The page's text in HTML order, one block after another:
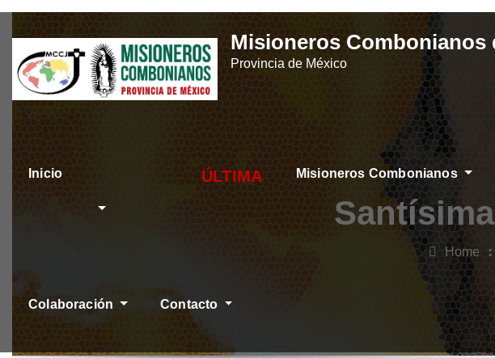
Skip
content
Misioneros Combonianos
Provincia de México
Inicio ÚLTIMAS NOTICIAS Misioneros Combonianos
Colaboración Contacto
Home